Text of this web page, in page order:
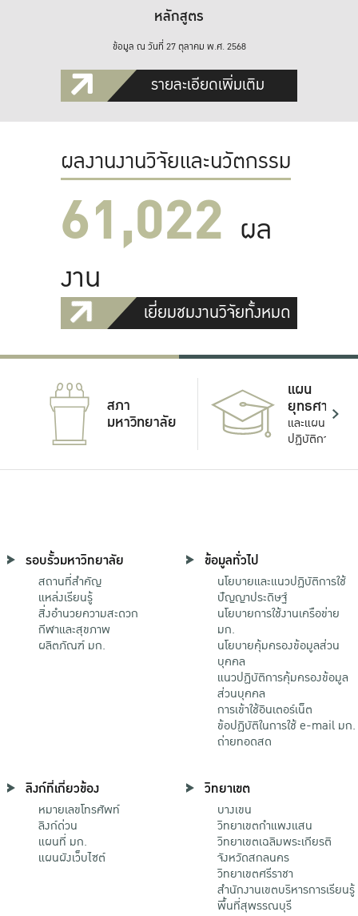
หลักสูตร
ข้อมูล ณ วันที่ 27 ตุลาคม พ.ศ. 2568
รายละเอียดเพิ่มเติม
ผลงานงานวิจัยและนวัตกรรม
61,022 ผล
งาน
เยี่ยมชมงานวิจัยทั้งหมด
สภา
มหาวิทยาลัย
แผน
ยุทธศาสตร์
และแผน
ปฏิบัติการ
รอบรั้วมหาวิทยาลัย
สถานที่สำคัญ
แหล่งเรียนรู้
สิ่งอำนวยความสะดวก
กีฬาและสุขภาพ
ผลิตภัณฑ์ มก.
ข้อมูลทั่วไป
นโยบายและแนวปฏิบัติการใช้
ปัญญาประดิษฐ์
นโยบายการใช้งานเครือข่าย
มก.
นโยบายคุ้มครองข้อมูลส่วน
บุคคล
แนวปฏิบัติการคุ้มครองข้อมูล
ส่วนบุคคล
การเข้าใช้อินเตอร์เน็ต
ข้อปฏิบัติในการใช้ e-mail มก.
ถ่ายทอดสด
ลิงก์ที่เกี่ยวข้อง
หมายเลขโทรศัพท์
ลิงก์ด่วน
แผนที่ มก.
แผนผังเว็บไซต์
วิทยาเขต
บางเขน
วิทยาเขตกําแพงแสน
วิทยาเขตเฉลิมพระเกียรติ
จังหวัดสกลนคร
วิทยาเขตศรีราชา
สำนักงานเขตบริหารการเรียนรู้
พื้นที่สุพรรณบุรี